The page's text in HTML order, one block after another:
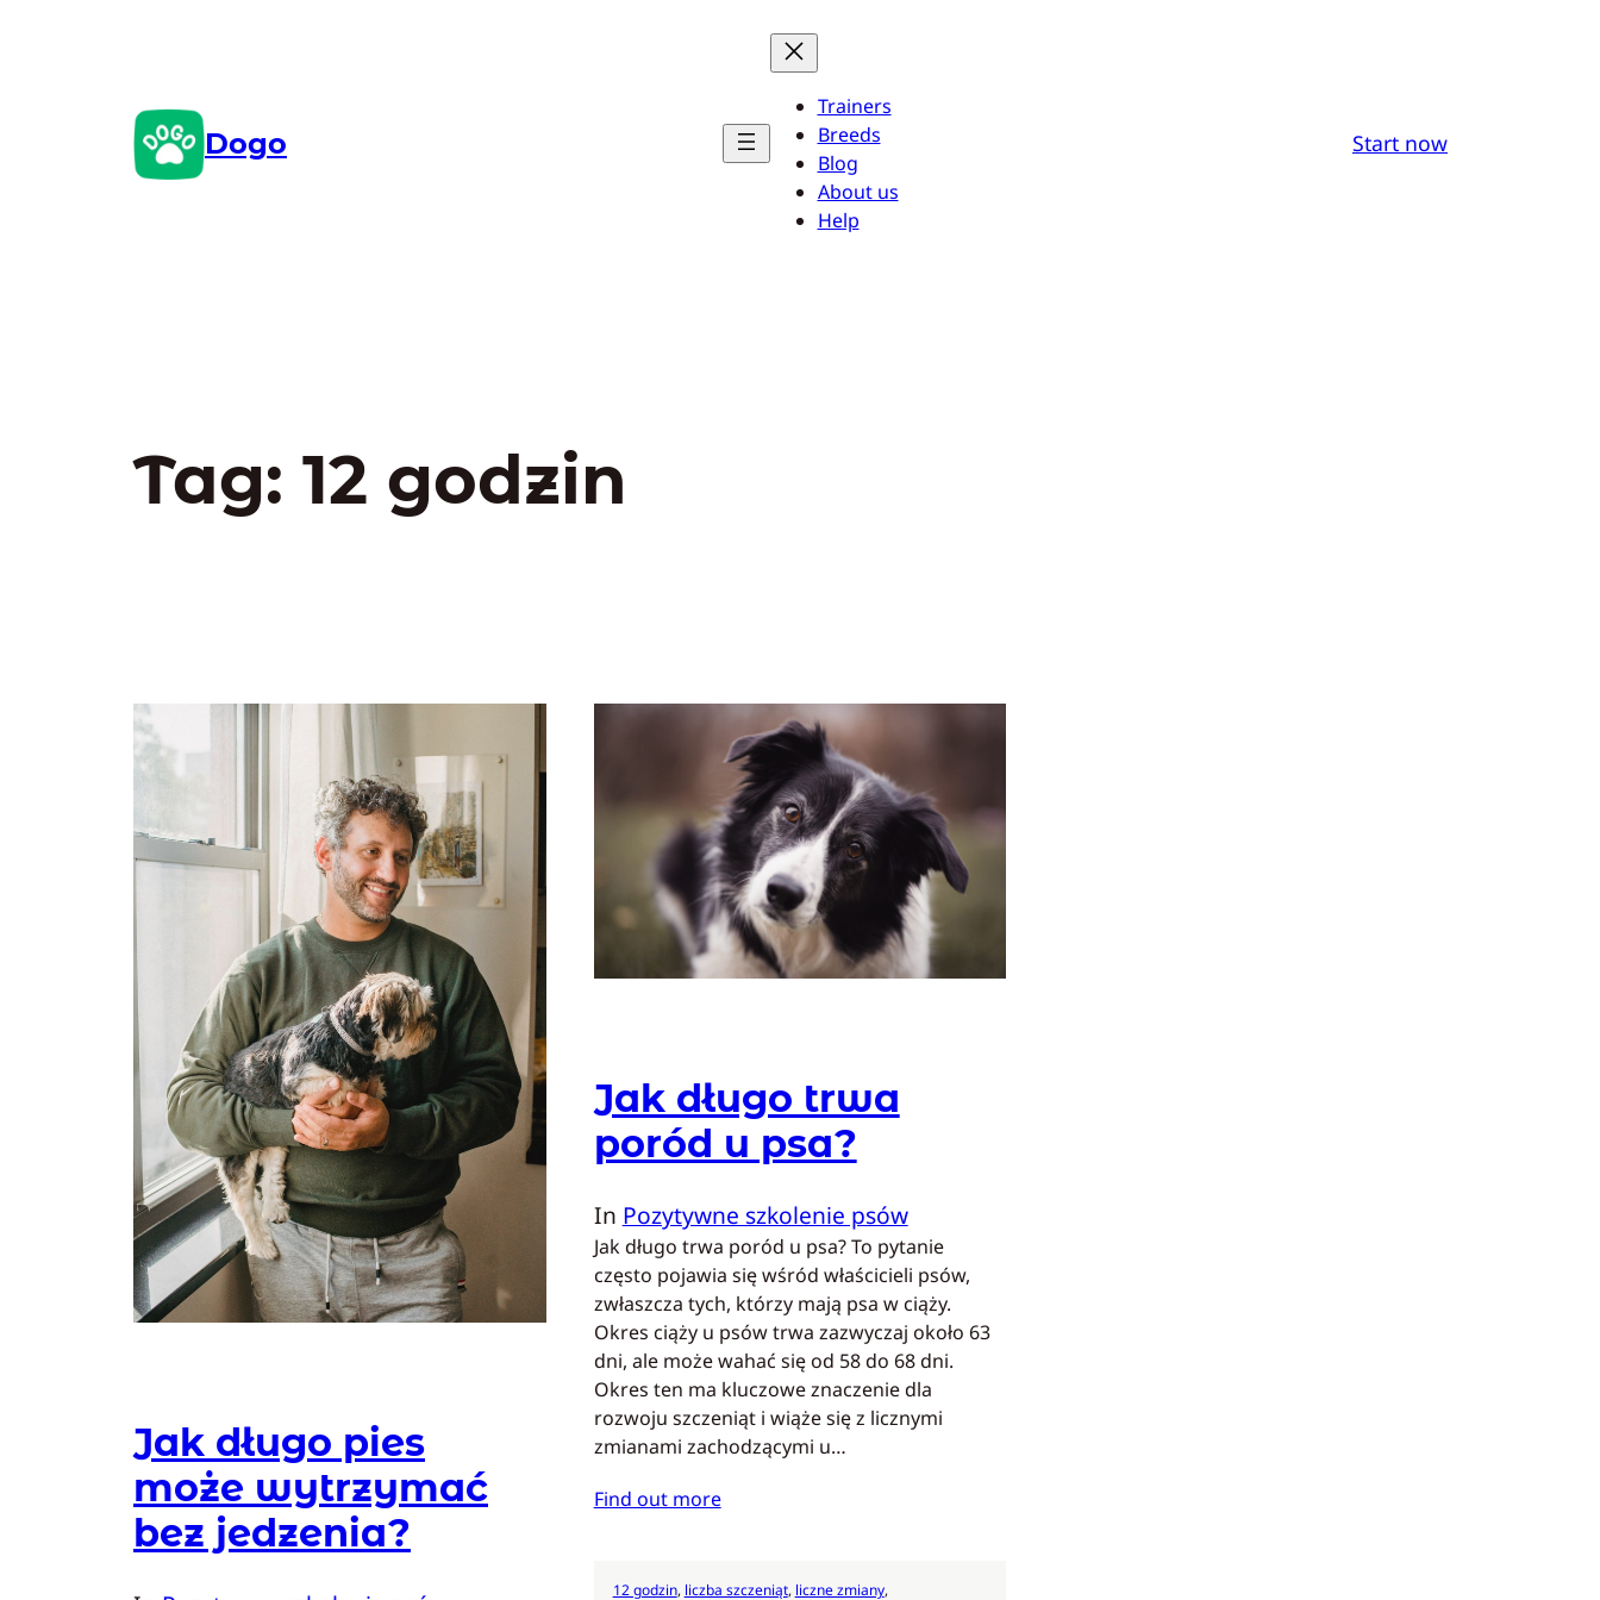
Dogo
Trainers
Breeds
Blog
About us
Help
Start now
Tag: 12 godzin
Jak długo pies
może wytrzymać
bez jedzenia?
Jak długo trwa
poród u psa?
In Pozytywne szkolenie psów
Jak długo trwa poród u psa? To pytanie
często pojawia się wśród właścicieli psów,
zwłaszcza tych, którzy mają psa w ciąży.
Okres ciąży u psów trwa zazwyczaj około 63
dni, ale może wahać się od 58 do 68 dni.
Okres ten ma kluczowe znaczenie dla
rozwoju szczeniąt i wiąże się z licznymi
zmianami zachodzącymi u…
Find out more
12 godzin, liczba szczeniąt, liczne zmiany